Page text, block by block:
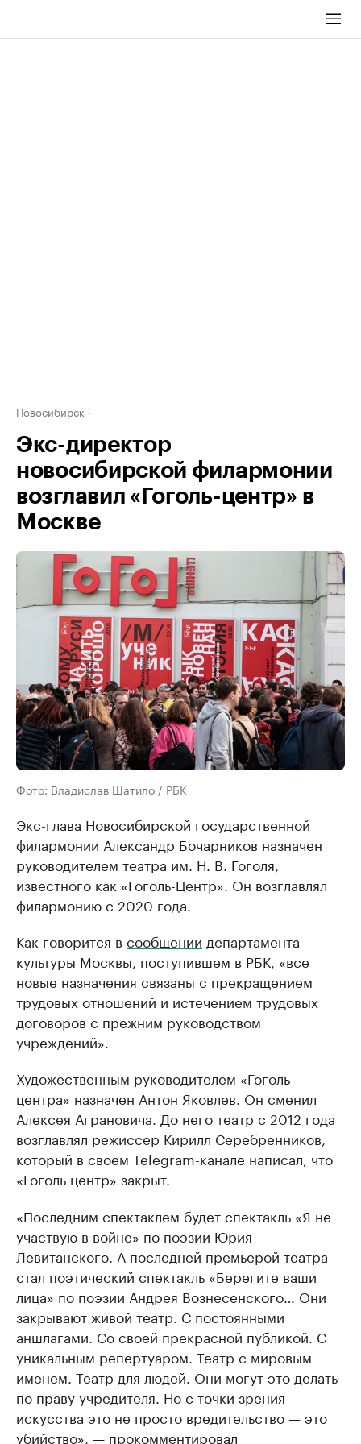
Новосибирск
Экс-директор
новосибирской филармонии
возглавил «Гоголь-центр» в
Москве
Фото: Владислав Шатило / РБК
Экс-глава Новосибирской государственной
филармонии Александр Бочарников назначен
руководителем театра им. Н. В. Гоголя,
известного как «Гоголь-Центр». Он возглавлял
филармонию с 2020 года.
Как говорится в сообщении департамента
культуры Москвы, поступившем в РБК, «все
новые назначения связаны с прекращением
трудовых отношений и истечением трудовых
договоров с прежним руководством
учреждений».
Художественным руководителем «Гоголь-
центра» назначен Антон Яковлев. Он сменил
Алексея Аграновича. До него театр с 2012 года
возглавлял режиссер Кирилл Серебренников,
который в своем Telegram-канале написал, что
«Гоголь центр» закрыт.
«Последним спектаклем будет спектакль «Я не
участвую в войне» по поэзии Юрия
Левитанского. А последней премьерой театра
стал поэтический спектакль «Берегите ваши
лица» по поэзии Андрея Вознесенского… Они
закрывают живой театр. С постоянными
аншлагами. Со своей прекрасной публикой. С
уникальным репертуаром. Театр с мировым
именем. Театр для людей. Они могут это делать
по праву учредителя. Но с точки зрения
искусства это не просто вредительство — это
убийство», — прокомментировал